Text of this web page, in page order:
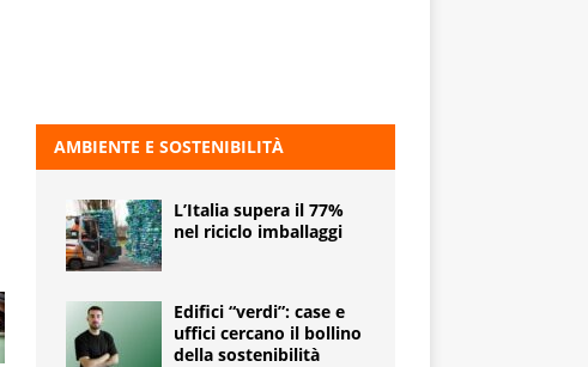
AMBIENTE E SOSTENIBILITÀ
L’Italia supera il 77%
nel riciclo imballaggi
Edifici “verdi”: case e
uffici cercano il bollino
della sostenibilità